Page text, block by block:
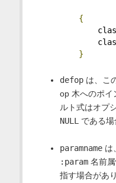
{
class
class
}
defopは、こ
op 木へのポイ
ルト式はオプ
NULL
である場
paramnameは
:param名前属
指す場合があ